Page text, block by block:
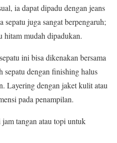
ia dapat dipadu dengan jeans
juga sangat berpengaruh;
hitam mudah dipadukan.
ini bisa dikenakan bersama
sepatu dengan finishing halus
Layering dengan jaket kulit atau
pada penampilan.
tangan atau topi untuk